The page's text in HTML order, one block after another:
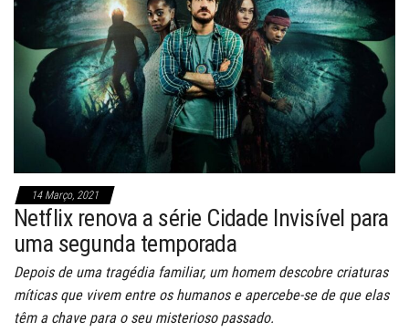
14 Março, 2021
Netflix renova a série Cidade Invisível para
uma segunda temporada
Depois de uma tragédia familiar, um homem descobre criaturas
míticas que vivem entre os humanos e apercebe-se de que elas
têm a chave para o seu misterioso passado.